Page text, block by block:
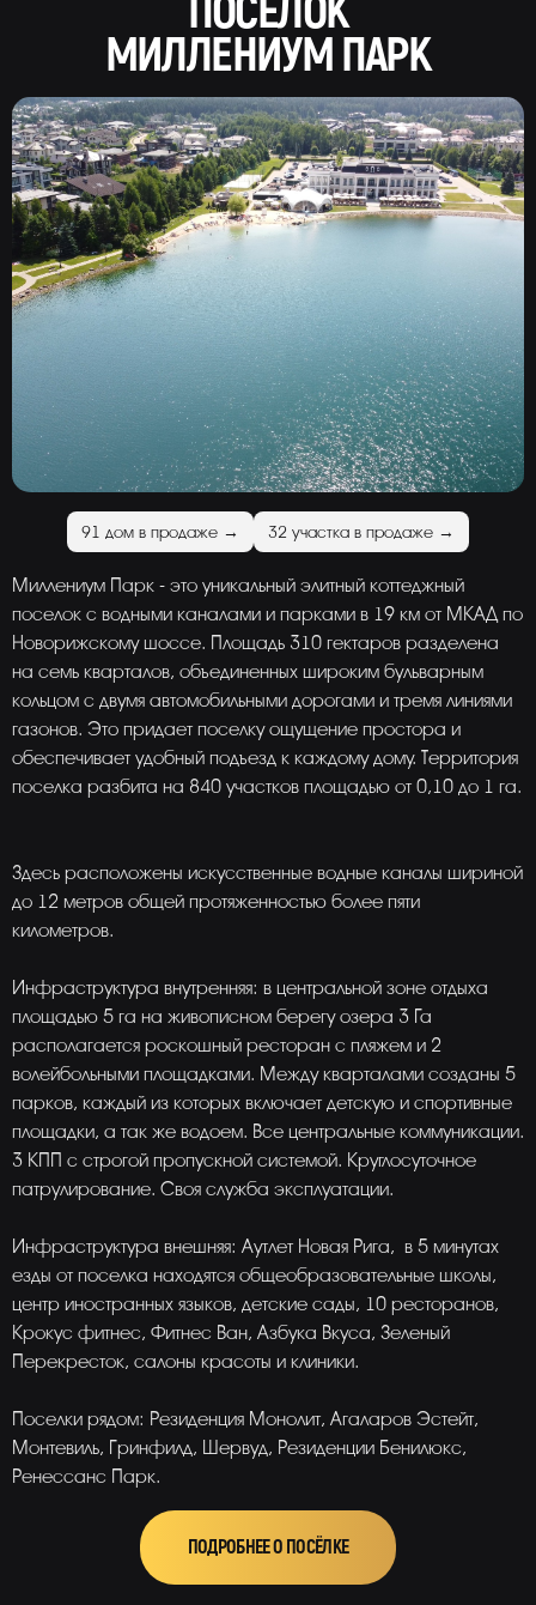
ПОСЁЛОК
МИЛЛЕНИУМ ПАРК
91 дом в продаже → 32 участка в продаже →
Миллениум Парк - это уникальный элитный коттеджный
поселок с водными каналами и парками в 19 км от МКАД по
Новорижскому шоссе. Площадь 310 гектаров разделена
на семь кварталов, объединенных широким бульварным
кольцом с двумя автомобильными дорогами и тремя линиями
газонов. Это придает поселку ощущение простора и
обеспечивает удобный подъезд к каждому дому. Территория
поселка разбита на 840 участков площадью от 0,10 до 1 га.
Здесь расположены искусственные водные каналы шириной
до 12 метров общей протяженностью более пяти
километров.
Инфраструктура внутренняя: в центральной зоне отдыха
площадью 5 га на живописном берегу озера 3 Га
располагается роскошный ресторан с пляжем и 2
волейбольными площадками. Между кварталами созданы 5
парков, каждый из которых включает детскую и спортивные
площадки, а так же водоем. Все центральные коммуникации.
3 КПП с строгой пропускной системой. Круглосуточное
патрулирование. Своя служба эксплуатации.
Инфраструктура внешняя: Аутлет Новая Рига, в 5 минутах
езды от поселка находятся общеобразовательные школы,
центр иностранных языков, детские сады, 10 ресторанов,
Крокус фитнес, Фитнес Ван, Азбука Вкуса, Зеленый
Перекресток, салоны красоты и клиники.
Поселки рядом: Резиденция Монолит, Агаларов Эстейт,
Монтевиль, Гринфилд, Шервуд, Резиденции Бенилюкс,
Ренессанс Парк.
ПОДРОБНЕЕ О ПОСЁЛКЕ